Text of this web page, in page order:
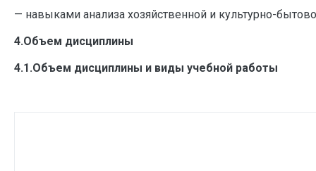
— навыками анализа хозяйственной и культурно-
4.Объем дисциплины
4.1.Объем дисциплины и виды учебной работы